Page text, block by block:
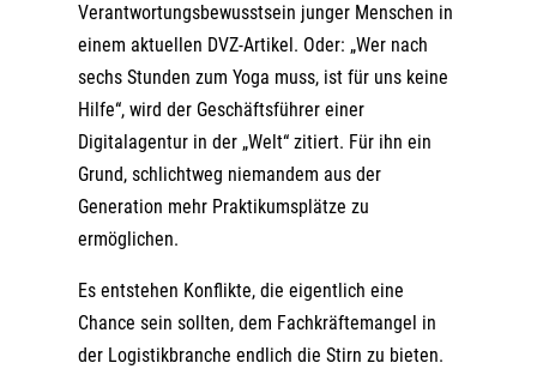
Verantwortungsbewusstsein junger Menschen in
einem aktuellen DVZ-Artikel. Oder: „Wer nach
sechs Stunden zum Yoga muss, ist für uns keine
Hilfe“, wird der Geschäftsführer einer
Digitalagentur in der „Welt“ zitiert. Für ihn ein
Grund, schlichtweg niemandem aus der
Generation mehr Praktikumsplätze zu
ermöglichen.
Es entstehen Konflikte, die eigentlich eine
Chance sein sollten, dem Fachkräftemangel in
der Logistikbranche endlich die Stirn zu bieten.